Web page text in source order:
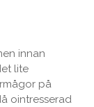
innan
lite
på
ointresserad